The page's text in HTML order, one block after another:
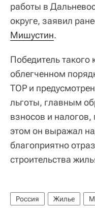
работы в
округе, заявил
Мишустин.
Победитель такого
облегченном
ТОР и
льготы, главным
взносов и
этом он выражал
благоприятно
строительства
Россия Жилье